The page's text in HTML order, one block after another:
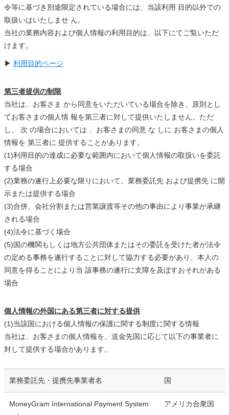
令等に基づき別途限定されている場合には、当該利用 目的以外での
取扱いはいたしませ ん。
当社の業務内容および個人情報の利用目的は、以下にてご覧いただ
けます。
▶ 利用目的ページ
第三者提供の制限
当社は、お客さま から同意をいただいている場合を除き、原則とし
てお客さまの個人情 報を第三者に対して提供いたしません。ただ
し、 次 の場合においては 、お客さまの同意 な しに お客さまの個人
情報を 第三者に 提供することがあります。
(1)利用目的の達成に必要な範囲内において個人情報の取扱いを委託
する場合
(2)業務の遂行上必要な限りにおいて、業務委託先 および提携先 に開
示または提供する場合
(3)合併、会社分割または営業譲渡等その他の事由により事業が承継
される場合
(4)法令に基づく場合
(5)国の機関もしくは地方公共団体またはその委託を受けた者が法令
の定める事務を遂行することに対して協力する必要があり、本人の
同意を得ることにより当 該事務の遂行に支障を及ぼすおそれがある
場合
個人情報の外国にある第三者に対する提供
(1)当該国における個人情報の保護に関する制度に関する情報
当社は、お客さまの個人情報を、送金先国に応じて以下の事業者に
対して提供する場合があります。
業務委託先・提携先事業者名 国
MoneyGram International Payment System
アメリカ合衆国